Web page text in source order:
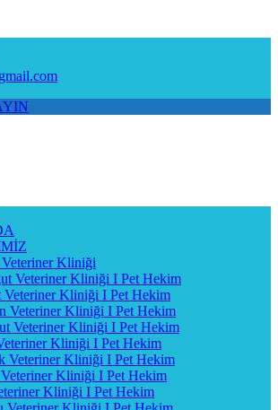
Veteriner Kliniği
Veteriner Kliniği I Pet Hekim
Veteriner Kliniği I Pet Hekim
Veteriner Kliniği I Pet Hekim
Veteriner Kliniği I Pet Hekim
Kliniği I Pet Hekim
Veteriner Kliniği I Pet Hekim
Kliniği I Pet Hekim
Kliniği I Pet Hekim